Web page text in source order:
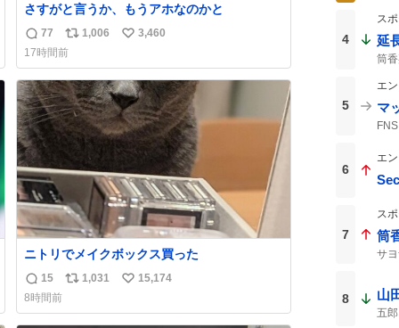
さすがと言うか、もうアホなのかと
返
信
数
77
リ
ポ
ス
ト
数
1,006
い
ね
数
3,460
17時間前
ニトリでメイクボックス買った
返
信
数
15
リ
ス
1,031
い
ね
15,174
8時間前
4
ス
延
筒
5
エ
マ
FNS
6
エ
7
ス
筒
サ
8 山
五